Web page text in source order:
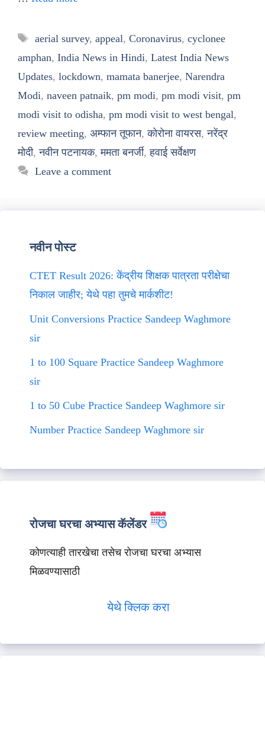
Tags
aerial survey, appeal, Coronavirus, cyclonee
amphan, India News in Hindi, Latest India News
Updates, lockdown, mamata banerjee, Narendra
Modi, naveen patnaik, pm modi, pm modi visit, pm
modi visit to odisha, pm modi visit to west bengal,
review meeting, अम्फान तूफान,कोरोना वायरस,नरेंद्र
मोदी,नवीन पटनायक,ममता बनर्जी,हवाई सर्वेक्षण
Leave a comment
नवीन पोस्ट
CTET Result 2026: केंद्रीय शिक्षक पात्रता परीक्षेचा
निकाल जाहीर; येथे पहा तुमचे मार्कशीट!
Unit Conversions Practice Sandeep Waghmore
sir
1 to 100 Square Practice Sandeep Waghmore
sir
1 to 50 Cube Practice Sandeep Waghmore sir
Number Practice Sandeep Waghmore sir
रोजचा घरचा अभ्यास कॅलेंडर
कोणत्याही तारखेचा तसेच रोजचा घरचा अभ्यास
मिळवण्यासाठी
येथे क्लिक करा